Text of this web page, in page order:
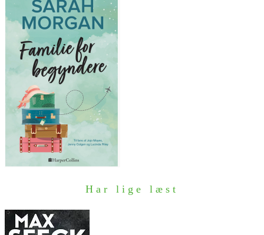
Har lige læst